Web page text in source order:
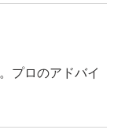
プロのアドバイ